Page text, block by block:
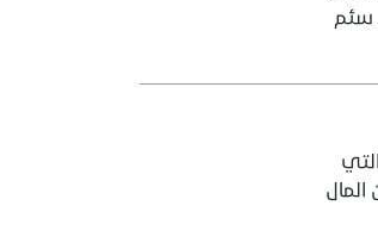
سئم
المال